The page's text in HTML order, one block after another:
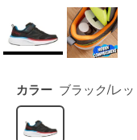
カラー ブラック/レ